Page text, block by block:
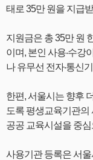
태로 35만 원을 지급
지원금은 총 35만 원
이며, 본인 사용‧수강
나 유무선 전자‧통신
한편, 서울시는 향후
도록 평생교육기관
공공 교육시설을 중
사용기관 등록은 서